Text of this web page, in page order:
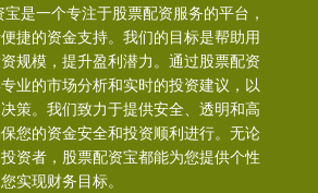
是一个专注于股票配资服务的平台，
捷的资金支持。我们的目标是帮助用
规模，提升盈利潜力。通过股票配资
业的市场分析和实时的投资建议，以
策。我们致力于提供安全、透明和高
您的资金安全和投资顺利进行。无论
资者，股票配资宝都能为您提供个性
实现财务目标。